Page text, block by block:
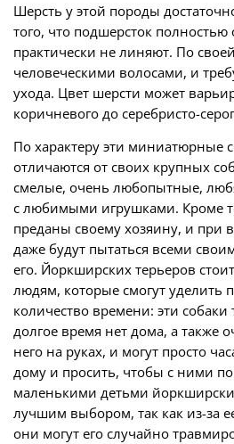
Шерсть у этой породы
того, что подшерсток полностью
практически не линяют. По
человеческими волосами, и
ухода. Цвет шерсти может
коричневого до серебристо-
По характеру эти миниатюрные
отличаются от своих крупных
смелые, очень любопытные,
с любимыми игрушками. Кроме
преданы своему хозяину, и при
даже будут пытаться всеми
его. Йоркширских терьеров
людям, которые смогут уделить
количество времени: эти собаки
долгое время нет дома, а также
него на руках, и могут просто
дому и просить, чтобы с ними
маленькими детьми
лучшим выбором, так как из-за
они могут его случайно